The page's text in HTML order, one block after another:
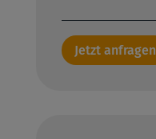
Jetzt anfragen